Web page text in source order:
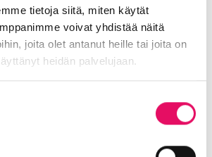
tietoja siitä, miten käytät
voivat yhdistää näitä
joita olet antanut heille tai joita on
heidän palvelujaan.